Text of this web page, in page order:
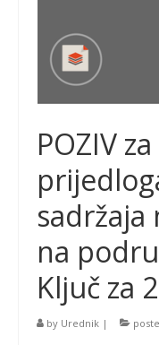
POZIV
sadržaja
na
Ključ za
by Urednik |